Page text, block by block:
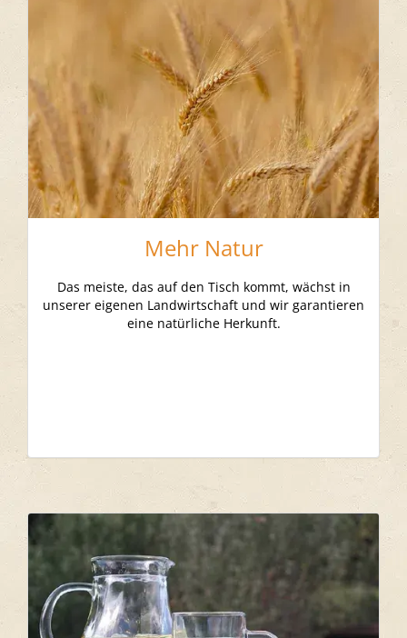
Mehr Natur
Das meiste, das auf den Tisch kommt, wächst in
unserer eigenen Landwirtschaft und wir garantieren
eine natürliche Herkunft.